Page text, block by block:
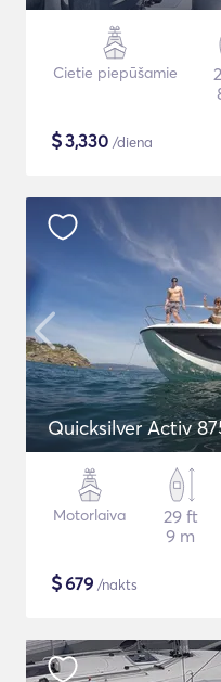
Cietie piepūšamie
$3,330 /diena
Quicksilver Activ
Motorlaiva
29 ft
9 m
$679 /nakts